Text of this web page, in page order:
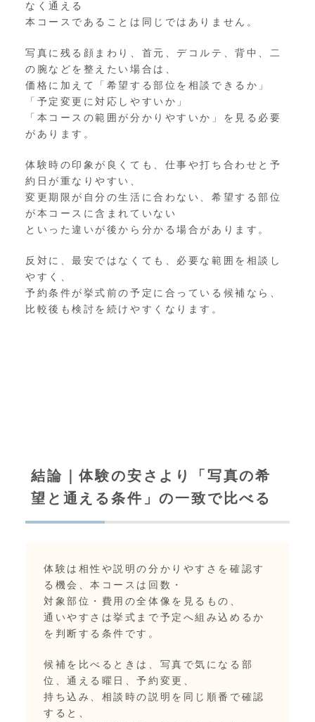
なく通える
本コースであることは同じではありません。
写真に残る顔まわり、首元、デコルテ、背中、二
の腕などを整えたい場合は、
価格に加えて「希望する部位を相談できるか」
「予定変更に対応しやすいか」
「本コースの範囲が分かりやすいか」を見る必要
があります。
体験時の印象が良くても、仕事や打ち合わせと予
約日が重なりやすい、
変更期限が自分の生活に合わない、希望する部位
が本コースに含まれていない
といった違いが後から分かる場合があります。
反対に、最安ではなくても、必要な範囲を相談し
やすく、
予約条件が挙式前の予定に合っている候補なら、
比較後も検討を続けやすくなります。
結論｜体験の安さより「写真の希
望と通える条件」の一致で比べる
体験は相性や説明の分かりやすさを確認す
る機会、本コースは回数・
対象部位・費用の全体像を見るもの、
通いやすさは挙式まで予定へ組み込めるか
を判断する条件です。
候補を比べるときは、写真で気になる部
位、通える曜日、予約変更、
持ち込み、相談時の説明を同じ順番で確認
すると、